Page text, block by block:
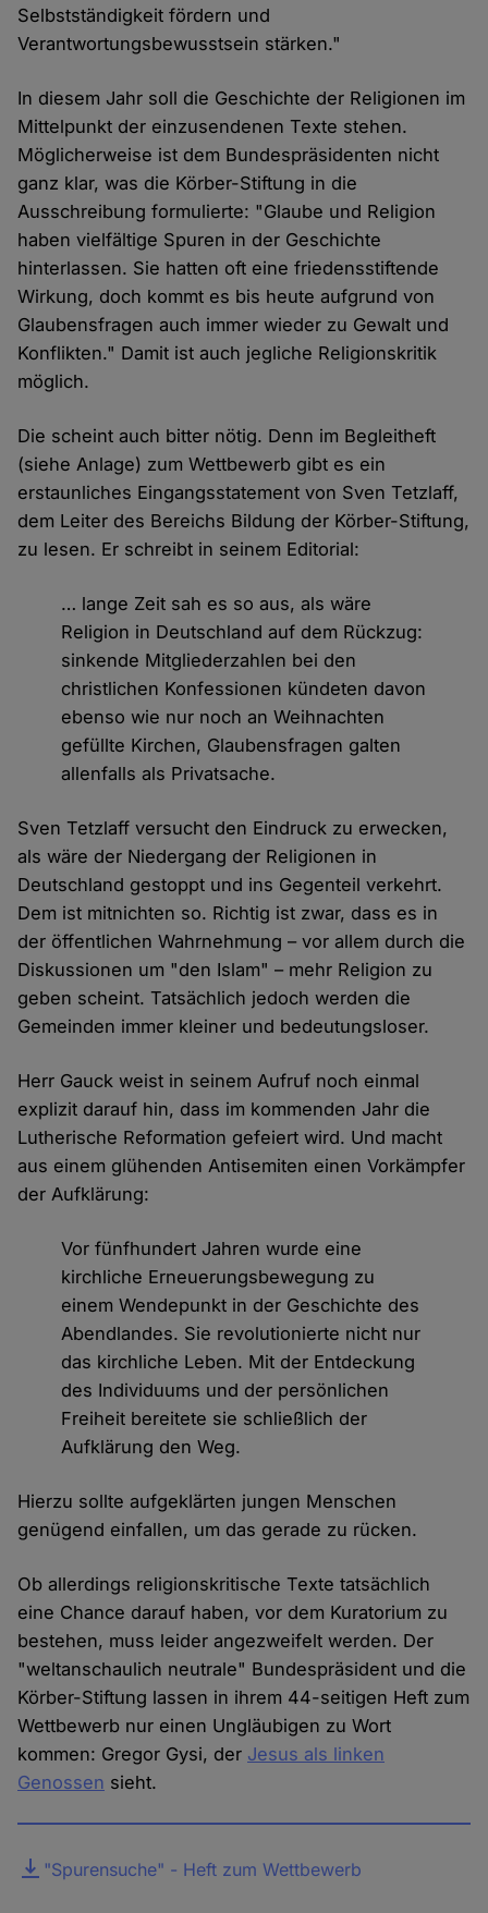
Selbstständigkeit fördern und
Verantwortungsbewusstsein stärken."
In diesem Jahr soll die Geschichte der Religionen im
Mittelpunkt der einzusendenen Texte stehen.
Möglicherweise ist dem Bundespräsidenten nicht
ganz klar, was die Körber-Stiftung in die
Ausschreibung formulierte: "Glaube und Religion
haben vielfältige Spuren in der Geschichte
hinterlassen. Sie hatten oft eine friedensstiftende
Wirkung, doch kommt es bis heute aufgrund von
Glaubensfragen auch immer wieder zu Gewalt und
Konflikten." Damit ist auch jegliche Religionskritik
möglich.
Die scheint auch bitter nötig. Denn im Begleitheft
(siehe Anlage) zum Wettbewerb gibt es ein
erstaunliches Eingangsstatement von Sven Tetzlaff,
dem Leiter des Bereichs Bildung der Körber-Stiftung,
zu lesen. Er schreibt in seinem Editorial:
… lange Zeit sah es so aus, als wäre
Religion in Deutschland auf dem Rückzug:
sinkende Mitgliederzahlen bei den
christlichen Konfessionen kündeten davon
ebenso wie nur noch an Weihnachten
gefüllte Kirchen, Glaubensfragen galten
allenfalls als Privatsache.
Sven Tetzlaff versucht den Eindruck zu erwecken,
als wäre der Niedergang der Religionen in
Deutschland gestoppt und ins Gegenteil verkehrt.
Dem ist mitnichten so. Richtig ist zwar, dass es in
der öffentlichen Wahrnehmung – vor allem durch die
Diskussionen um "den Islam" – mehr Religion zu
geben scheint. Tatsächlich jedoch werden die
Gemeinden immer kleiner und bedeutungsloser.
Herr Gauck weist in seinem Aufruf noch einmal
explizit darauf hin, dass im kommenden Jahr die
Lutherische Reformation gefeiert wird. Und macht
aus einem glühenden Antisemiten einen Vorkämpfer
der Aufklärung:
Vor fünfhundert Jahren wurde eine
kirchliche Erneuerungsbewegung zu
einem Wendepunkt in der Geschichte des
Abendlandes. Sie revolutionierte nicht nur
das kirchliche Leben. Mit der Entdeckung
des Individuums und der persönlichen
Freiheit bereitete sie schließlich der
Aufklärung den Weg.
Hierzu sollte aufgeklärten jungen Menschen
genügend einfallen, um das gerade zu rücken.
Ob allerdings religionskritische Texte tatsächlich
eine Chance darauf haben, vor dem Kuratorium zu
bestehen, muss leider angezweifelt werden. Der
"weltanschaulich neutrale" Bundespräsident und die
Körber-Stiftung lassen in ihrem 44-seitigen Heft zum
Wettbewerb nur einen Ungläubigen zu Wort
kommen: Gregor Gysi, der Jesus als linken
Genossen sieht.
Datei"Spurensuche" - Heft zum Wettbewerb